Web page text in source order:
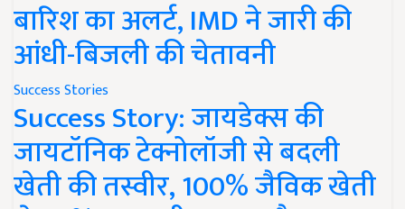
बारिश का अलर्ट, IMD ने जारी की
आंधी-बिजली की चेतावनी
Success Stories
Success Story: जायडेक्स की
जायटॉनिक टेक्नोलॉजी से बदली
खेती की तस्वीर, 100% जैविक खेती